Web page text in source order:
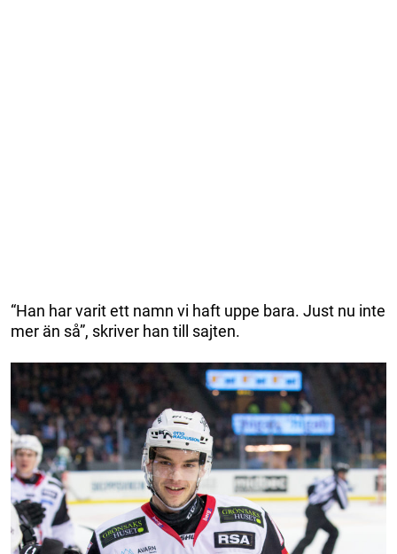
“Han har varit ett namn vi haft uppe bara. Just nu inte
mer än så”, skriver han till sajten.